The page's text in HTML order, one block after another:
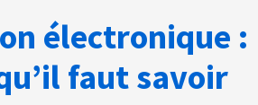
électronique :
faut savoir